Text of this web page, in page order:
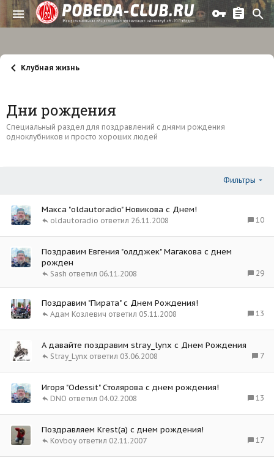
Клубная жизнь
Дни рождения
Специальный раздел для поздравлений с днями рождения
одноклубников и просто хороших людей
Фильтры
Макса "oldautoradio" Новикова с Днем!
10
26.11.2008
oldautoradio
Поздравим Евгения "олдджек" Магакова с днем
рожден
29
06.11.2008
Sash
Поздравим "Пирата" с Днем Рождения!
13
05.11.2008
Адам Козлевич
А давайте поздравим stray_lynx с Днем Рождения
7
03.06.2008
Stray_Lynx
Игоря "Odessit" Столярова с днем рождения!
13
04.02.2008
DNO
Поздравляем Krest(a) с днем рождения!
17
02.11.2007
Kovboy